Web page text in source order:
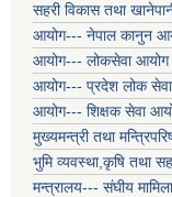
सहरी विकास तथा
आयोग--- नेपाल कानुन
आयोग--- लोकसेवा आयोग
आयोग--- प्रदेश लोक
आयोग--- शिक्षक सेवा
मुख्यमन्त्री तथा
भुमि व्यवस्था,कृषि तथा
मन्त्रालय--- संघीय